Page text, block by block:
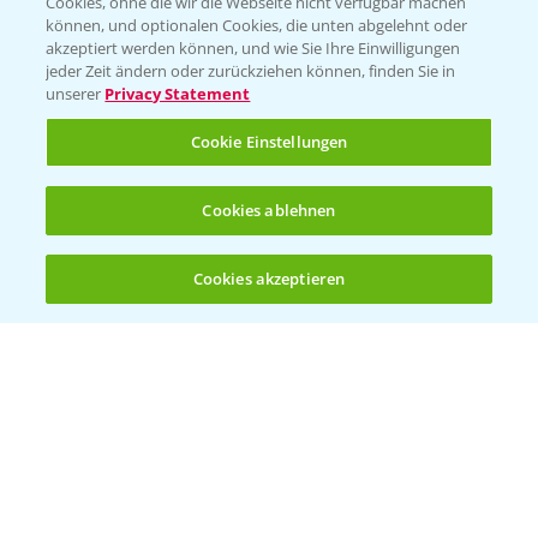
(noch 4)
PRE - Chemikalien sicher entsorgen
Sammelstellen und Termine
Kontakt & Notfall
Beratung auf WhatsApp
+49 (0)174 346 564 1
können, und optionalen Cookies, die unten abgelehnt oder
akzeptiert werden können, und wie Sie Ihre Einwilligungen
jeder Zeit ändern oder zurückziehen können, finden Sie in
unserer Privacy Statement
Cookie Einstellungen
Cookies ablehnen
Cookies akzeptieren